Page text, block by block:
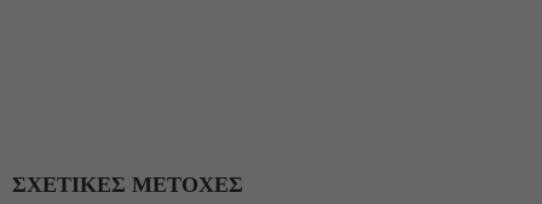
ΣΧΕΤΙΚΕΣ ΜΕΤΟΧΕΣ